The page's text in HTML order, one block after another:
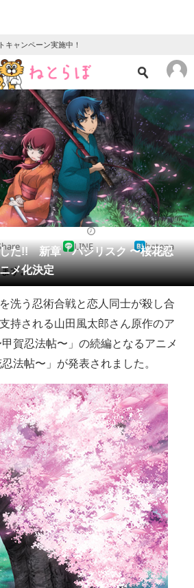
キャンペーン実施中！
ニュース
クイズ
地域
教育・育児
リサーチ
ページ
レンド
の未来
選べる
ント
説
ニティ
かる
た!! 新章「バジリスク 〜桜花忍
メ化決定
LINE hatena
す。
洗う忍術合戦と恋人同士が殺し合
持される山田風太郎さん原作のア
賀忍法帖〜」の続編となるアニメ
法帖〜」が発表されました。